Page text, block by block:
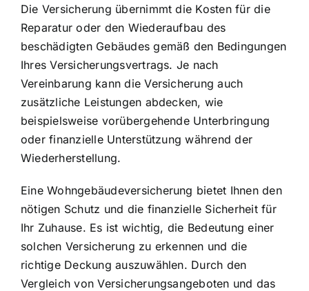
Die Versicherung übernimmt die Kosten für die
Reparatur oder den Wiederaufbau des
beschädigten Gebäudes gemäß den Bedingungen
Ihres Versicherungsvertrags. Je nach
Vereinbarung kann die Versicherung auch
zusätzliche Leistungen abdecken, wie
beispielsweise vorübergehende Unterbringung
oder finanzielle Unterstützung während der
Wiederherstellung.
Eine Wohngebäudeversicherung bietet Ihnen den
nötigen Schutz und die finanzielle Sicherheit für
Ihr Zuhause. Es ist wichtig, die Bedeutung einer
solchen Versicherung zu erkennen und die
richtige Deckung auszuwählen. Durch den
Vergleich von Versicherungsangeboten und das